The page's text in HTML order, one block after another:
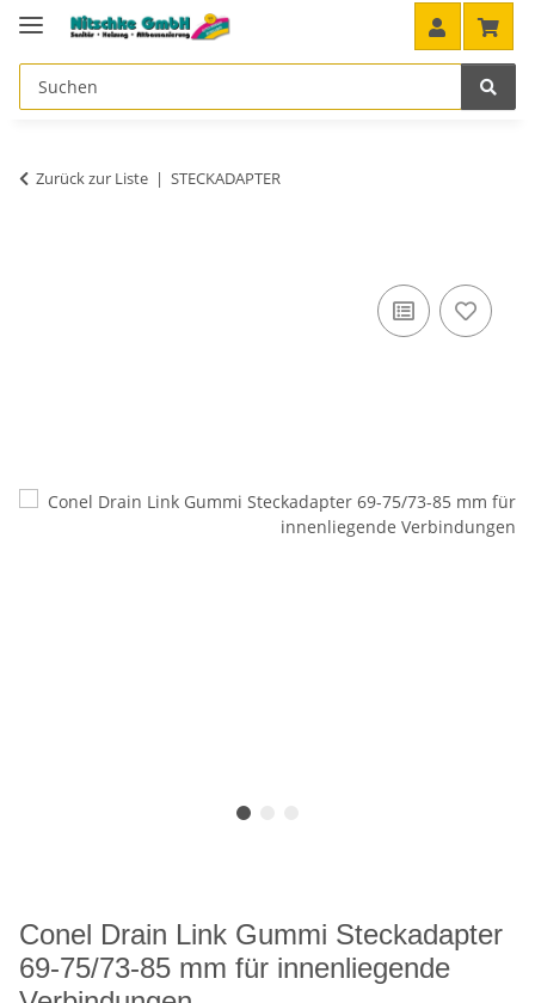
Zurück zur Liste STECKADAPTER
Conel Drain Link Gummi Steckadapter
69-75/73-85 mm für innenliegende